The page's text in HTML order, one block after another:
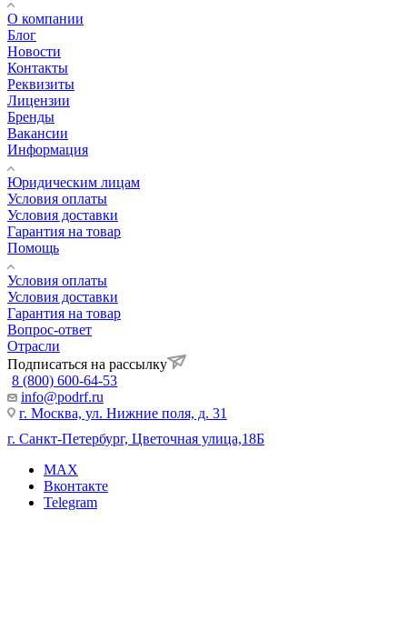
О компании
Блог
Новости
Контакты
Реквизиты
Лицензии
Бренды
Вакансии
Информация
Юридическим лицам
Условия оплаты
Условия доставки
Гарантия на товар
Помощь
Условия оплаты
Условия доставки
Гарантия на товар
Вопрос-ответ
Отрасли
Подписаться на рассылку
8 (800) 600-64-53
info@podrf.ru
г. Москва, ул. Нижние поля, д. 31
г. Санкт-Петербург, Цветочная улица,18Б
MAX
Вконтакте
Telegram